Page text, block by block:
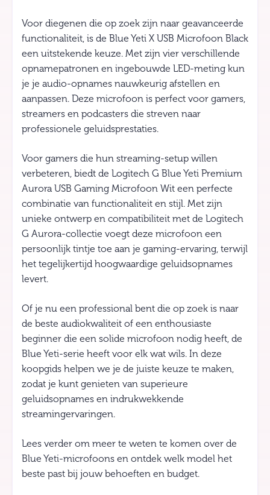
Voor diegenen die op zoek zijn naar geavanceerde
functionaliteit, is de Blue Yeti X USB Microfoon Black
een uitstekende keuze. Met zijn vier verschillende
opnamepatronen en ingebouwde LED-meting kun
je je audio-opnames nauwkeurig afstellen en
aanpassen. Deze microfoon is perfect voor gamers,
streamers en podcasters die streven naar
professionele geluidsprestaties.
Voor gamers die hun streaming-setup willen
verbeteren, biedt de Logitech G Blue Yeti Premium
Aurora USB Gaming Microfoon Wit een perfecte
combinatie van functionaliteit en stijl. Met zijn
unieke ontwerp en compatibiliteit met de Logitech
G Aurora-collectie voegt deze microfoon een
persoonlijk tintje toe aan je gaming-ervaring, terwijl
het tegelijkertijd hoogwaardige geluidsopnames
levert.
Of je nu een professional bent die op zoek is naar
de beste audiokwaliteit of een enthousiaste
beginner die een solide microfoon nodig heeft, de
Blue Yeti-serie heeft voor elk wat wils. In deze
koopgids helpen we je de juiste keuze te maken,
zodat je kunt genieten van superieure
geluidsopnames en indrukwekkende
streamingervaringen.
Lees verder om meer te weten te komen over de
Blue Yeti-microfoons en ontdek welk model het
beste past bij jouw behoeften en budget.